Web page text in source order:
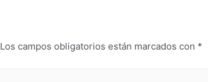
Los campos obligatorios están marcados con *